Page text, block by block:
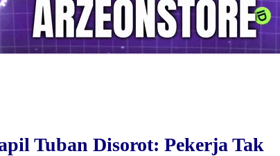
Tuban Disorot: Pekerja Tak